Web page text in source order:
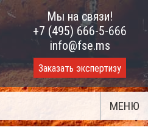
Мы на связи!
+7 (495) 666-5-666
info@fse.ms
Заказать экспертизу
МЕНЮ